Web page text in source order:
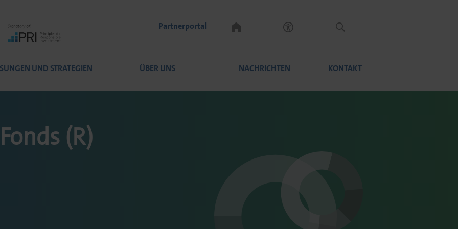
Partnerportal
UND STRATEGIEN ÜBER UNS NACHRICHTEN KONTAKT
(R)